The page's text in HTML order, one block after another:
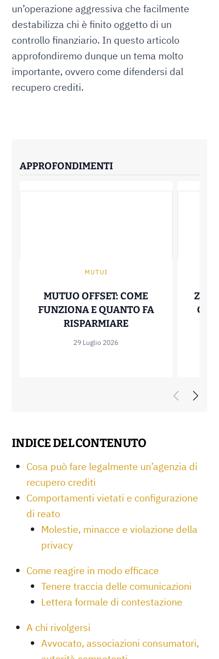
un’operazione aggressiva che facilmente
destabilizza chi è finito oggetto di un
controllo finanziario. In questo articolo
approfondiremo dunque un tema molto
importante, ovvero come difendersi dal
recupero crediti.
APPROFONDIMENTI
MUTUI
MUTUO OFFSET: COME
FUNZIONA E QUANTO FA
RISPARMIAREMUTUO OFFSET:
29 Luglio 2026
INDICE DEL CONTENUTO
Cosa può fare legalmente un’agenzia di
recupero crediti
Comportamenti vietati e configurazione
di reato
Molestie, minacce e violazione della
privacy
Come reagire in modo efficace
Tenere traccia delle comunicazioni
Lettera formale di contestazione
A chi rivolgersi
Avvocato, associazioni consumatori,